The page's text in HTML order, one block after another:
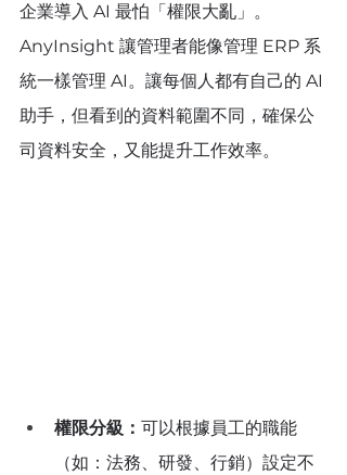
企業導入 AI 最怕「權限大亂」。
AnyInsight 讓管理者能像管理 ERP 系
統一樣管理 AI。讓每個人都有自己的 AI
助手，但看到的資料範圍不同，確保公
司資料安全，又能提升工作效率。
權限分級： 可以根據員工的職能
（如：法務、研發、行銷）設定不